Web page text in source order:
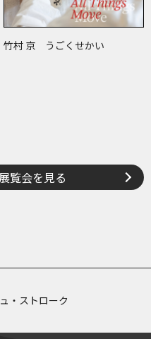
竹村 京 うごくせかい
覧会を見る
・ストローク